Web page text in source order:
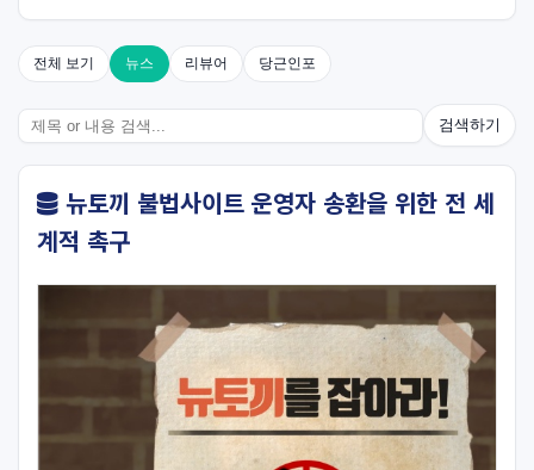
증, 스포츠, 드라마, 커뮤니티 링크사이트! 여기여
전체 보기 뉴스 리뷰어 당근인포
검색하기
뉴토끼 불법사이트 운영자 송환을 위한 전 세
계적 촉구